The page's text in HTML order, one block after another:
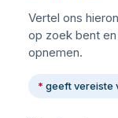
Vertel ons
op zoek bent
opnemen.
* geeft vereiste